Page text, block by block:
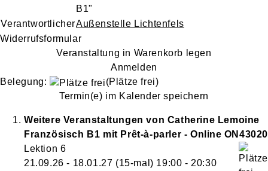
B1"
VerantwortlicherAußenstelle Lichtenfels
Widerrufsformular
Veranstaltung in Warenkorb legen
Anmelden
Belegung:
(Plätze frei)
Termin(e) im Kalender speichern
Weitere Veranstaltungen von Catherine Lemoine
Französisch B1 mit Prêt-à-parler - Online ON43020
Lektion 6
21.09.26 - 18.01.27 (15-mal) 19:00 - 20:30